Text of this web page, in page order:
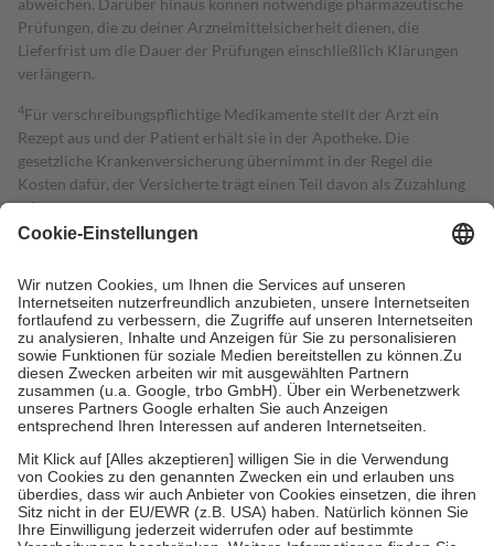
abweichen. Darüber hinaus können notwendige pharmazeutische
Prüfungen, die zu deiner Arzneimittelsicherheit dienen, die
Lieferfrist um die Dauer der Prüfungen einschließlich Klärungen
verlängern.
4Für verschreibungspflichtige Medikamente stellt der Arzt ein
Rezept aus und der Patient erhält sie in der Apotheke. Die
gesetzliche Krankenversicherung übernimmt in der Regel die
Kosten dafür, der Versicherte trägt einen Teil davon als Zuzahlung
mit.
Grundsätzlich leisten Mitglieder Zuzahlungen in Höhe von zehn
höchstens zehn Euro.
Es sind jedoch nie mehr als die tatsächlichen
Kosten der Leistung zu entrichten.
Diese Regeln gelten grundsätzlich auch für Online-Apotheken.
Bei Heilmitteln und häuslicher Krankenpflege beträgt die
Zuzahlung zehn Prozent der Kosten sowie zehn Euro je
Verordnung.
Um das Engagement der Versicherten für ihre eigene Gesundheit zu
stärken und die besondere Stellung der Familie zu unterstützen,
fallenkeine Zuzahlungenan bei:
• Kindern und Jugendlichen bis zum vollendeten 18. Lebensjahr
mit Ausnahme der Fahrkosten
• Untersuchungen zur Vorsorge und Früherkennung, die von der